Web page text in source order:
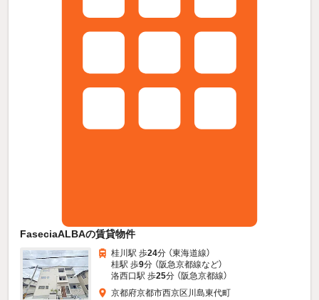
FaseciaALBAの賃貸物件
桂川駅 歩24分 （東海道線）
桂駅 歩9分 （阪急京都線など）
洛西口駅 歩25分 （阪急京都線）
京都府京都市西京区川島東代町